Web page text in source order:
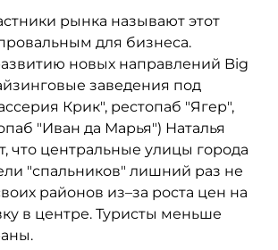
рынка называют этот
для бизнеса.
новых направлений Big
заведения под
Крик", рестопаб "Ягер",
"Иван да Марья") Наталья
что центральные улицы города
"спальников" лишний раз не
районов из–за роста цен на
в центре. Туристы меньше